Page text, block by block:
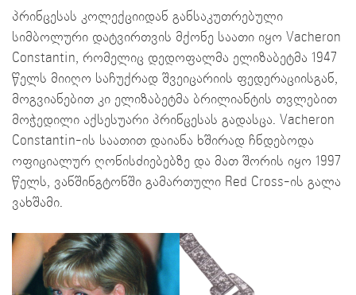
პრინცესას კოლექციიდან განსაკუთრებული
სიმბოლური დატვირთვის მქონე საათი იყო Vacheron
Constantin, რომელიც დედოფალმა ელიზაბეტმა 1947
წელს მიიღო საჩუქრად შვეიცარიის ფედერაციისგან,
მოგვიანებით კი ელიზაბეტმა ბრილიანტის თვლებით
მოჭედილი აქსესუარი პრინცესას გადასცა. Vacheron
Constantin-ის საათით დაიანა ხშირად ჩნდებოდა
ოფიციალურ ღონისძიებებზე და მათ შორის იყო 1997
წელს, ვანშინგტონში გამართული Red Cross-ის გალა
ვახშამი.